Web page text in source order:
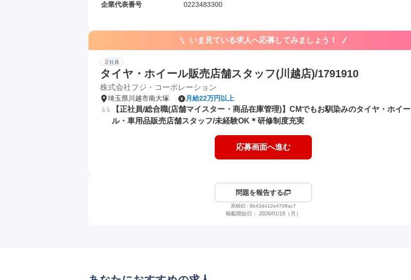
企業代表番号 0223483300
いま見ている求人へ応募してみましょう！
正社員
タイヤ・ホイール販売店舗スタッフ(川越店)/1791910
株式会社フジ・コーポレーション
埼玉県川越市南大塚 月給22万円以上
【正社員/総合職(店舗マイスター・商品在庫管理)】CMでもお馴染みのタイヤ・ホイー
ル・車用品販売店舗スタッフ/未経験OK＊研修制度充実
応募画面へ進む
問題を報告する
原稿ID : 8b43d412e4708ac7
掲載開始日： 2026/01/19（月）